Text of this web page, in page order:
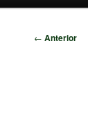
Navegação
← Anterior